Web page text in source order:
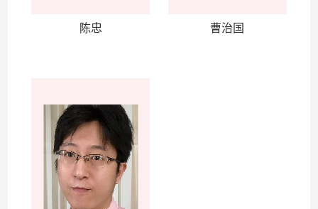
陈忠 曹治国